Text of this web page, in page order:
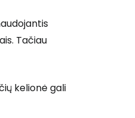
Tačiau
kelionė gali